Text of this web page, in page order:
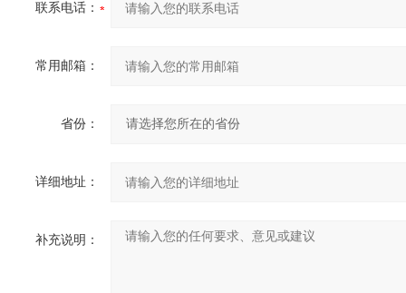
联系电话：
常用邮箱：
省份：
详细地址：
补充说明：